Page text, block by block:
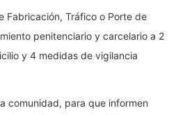
Fabricación, Tráfico o Porte de
penitenciario y carcelario a 2
y 4 medidas de vigilancia
comunidad, para que informen